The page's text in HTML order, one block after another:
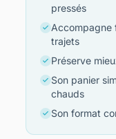
pressés
Accompagne
trajets
Préserve
Son panier
chauds
Son format